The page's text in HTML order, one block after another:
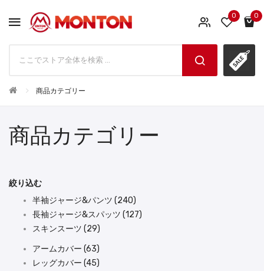
0 0
商品カテゴリー
商品カテゴリー
絞り込む
半袖ジャージ&パンツ (240)
長袖ジャージ&スパッツ (127)
スキンスーツ (29)
アームカバー (63)
レッグカバー (45)